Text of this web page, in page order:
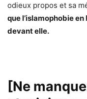
odieux propos et sa
que l’islamophobie
devant elle.
[Ne